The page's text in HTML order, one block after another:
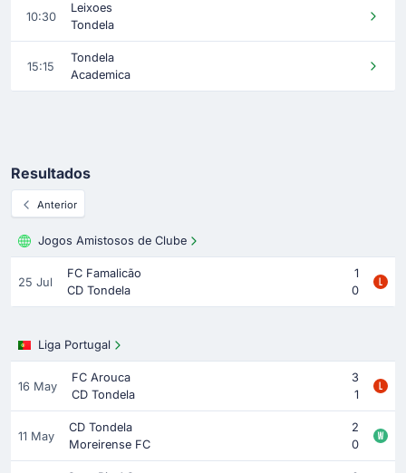
10:30
Leixoes
Tondela
15:15
Tondela
Academica
Resultados
Anterior
Jogos Amistosos de Clube
25 Jul
FC Famalicão
1
CD Tondela
0
Liga Portugal
16 May
FC Arouca
3
CD Tondela
1
11 May
CD Tondela
2
Moreirense FC
0